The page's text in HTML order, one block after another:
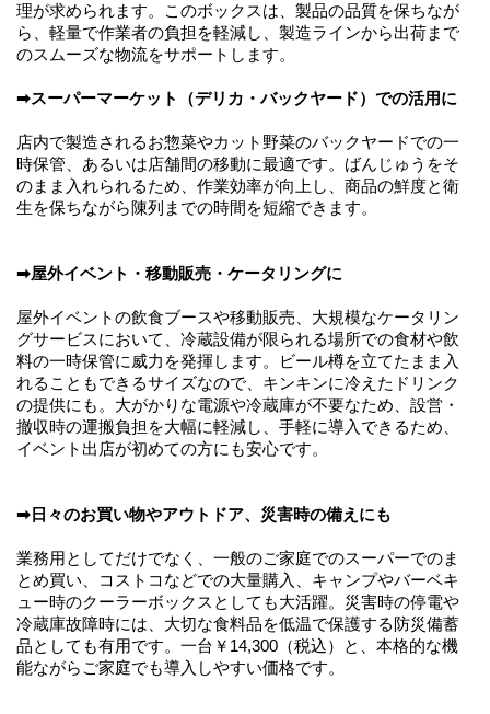
理が求められます。このボックスは、製品の品質を保ちなが
ら、軽量で作業者の負担を軽減し、製造ラインから出荷まで
のスムーズな物流をサポートします。
➡スーパーマーケット（デリカ・バックヤード）での活用に
店内で製造されるお惣菜やカット野菜のバックヤードでの一
時保管、あるいは店舗間の移動に最適です。ばんじゅうをそ
のまま入れられるため、作業効率が向上し、商品の鮮度と衛
生を保ちながら陳列までの時間を短縮できます。
➡屋外イベント・移動販売・ケータリングに
屋外イベントの飲食ブースや移動販売、大規模なケータリン
グサービスにおいて、冷蔵設備が限られる場所での食材や飲
料の一時保管に威力を発揮します。ビール樽を立てたまま入
れることもできるサイズなので、キンキンに冷えたドリンク
の提供にも。大がかりな電源や冷蔵庫が不要なため、設営・
撤収時の運搬負担を大幅に軽減し、手軽に導入できるため、
イベント出店が初めての方にも安心です。
➡日々のお買い物やアウトドア、災害時の備えにも
業務用としてだけでなく、一般のご家庭でのスーパーでのま
とめ買い、コストコなどでの大量購入、キャンプやバーベキ
ュー時のクーラーボックスとしても大活躍。災害時の停電や
冷蔵庫故障時には、大切な食料品を低温で保護する防災備蓄
品としても有用です。一台￥14,300（税込）と、本格的な機
能ながらご家庭でも導入しやすい価格です。